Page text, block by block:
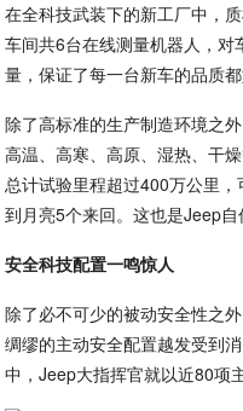
在全科技武装下的新工厂中，
车间共6台在线测量机器人，
量，保证了每一台新车的品质都
除了高标准的生产制造环境之
高温、高寒、高原、湿热、干
总计试验里程超过400万公里
到月亮5个来回。这也是Jeep自
安全科技配置一鸣惊人
除了必不可少的被动安全性之
绸缪的主动安全配置越发受到
中，Jeep大指挥官就以近80项